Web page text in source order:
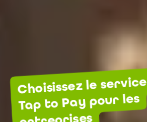
Choisissez le service
Tap to Pay pour les